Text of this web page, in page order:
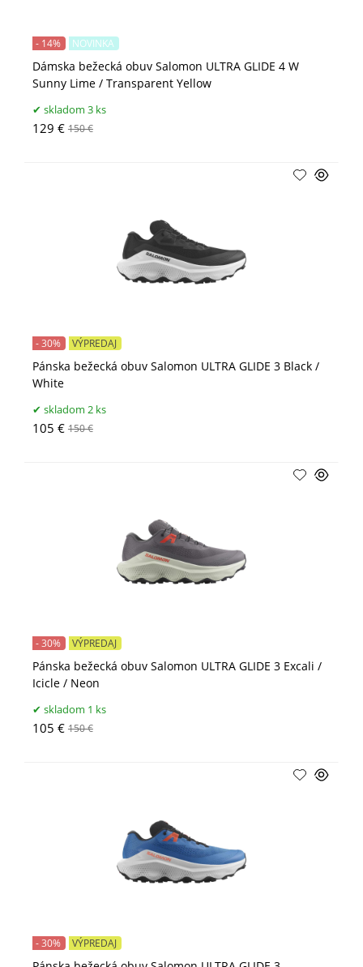
Dámska bežecká obuv Salomon ULTRA GLIDE 4 W
Sunny Lime / Transparent Yellow
- 14% NOVINKA
skladom 3 ks
129 € 150 €
Pánska bežecká obuv Salomon ULTRA GLIDE 3 Black /
White
- 30% VÝPREDAJ
skladom 2 ks
105 € 150 €
Pánska bežecká obuv Salomon ULTRA GLIDE 3 Excali /
Icicle / Neon
- 30% VÝPREDAJ
skladom 1 ks
105 € 150 €
- 30% VÝPREDAJ